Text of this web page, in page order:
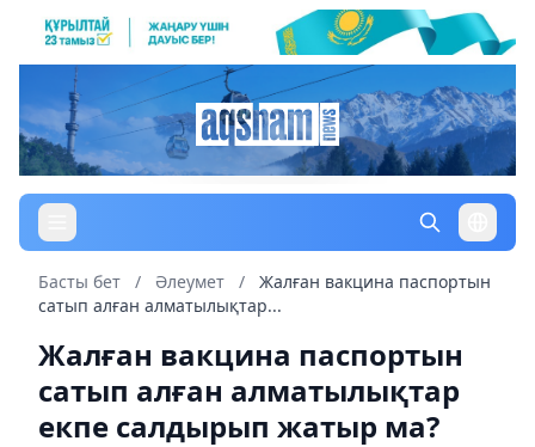
Басты бет / Әлеумет /
Жалған вакцина паспортын
сатып алған алматылықтар...
Жалған вакцина паспортын
сатып алған алматылықтар
екпе салдырып жатыр ма?